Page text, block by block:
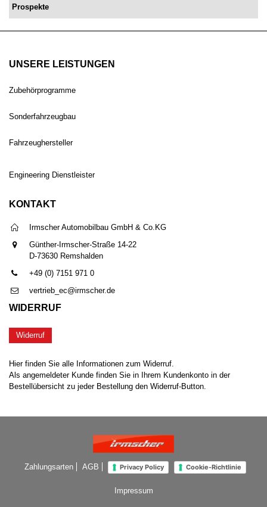
Prospekte
UNSERE LEISTUNGEN
Zubehörprogramme
Sonderfahrzeugbau
Fahrzeughersteller
Engineering Dienstleister
KONTAKT
Irmscher Automobilbau GmbH & Co.KG
Günther-Irmscher-Straße 14-22
D-73630 Remshalden
+49 (0) 7151 971 0
vertrieb_ec@irmscher.de
WIDERRUF
Widerruf
Hier finden Sie alle Informationen zum Widerruf.
Als angemeldeter Kunde finden Sie in Ihrem Kundenkonto in der
Bestellübersicht zu jeder Bestellung den Widerruf-Button.
Zahlungsarten AGB Privacy Policy Cookie-Richtlinie
Impressum